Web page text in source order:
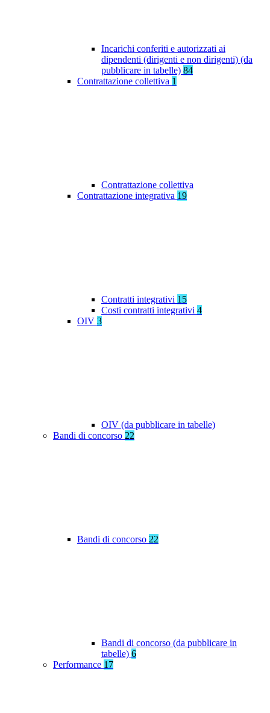
Incarichi conferiti e autorizzati ai
dipendenti (dirigenti e non dirigenti) (da
pubblicare in tabelle) 84
Contrattazione collettiva 1
Contrattazione collettiva
Contrattazione integrativa 19
Contratti integrativi 15
Costi contratti integrativi 4
OIV 3
OIV (da pubblicare in tabelle)
Bandi di concorso 22
Bandi di concorso 22
Bandi di concorso (da pubblicare in
tabelle) 6
Performance 17